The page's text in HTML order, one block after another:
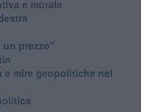
e morale
prezzo"
e mire geopolitiche nel